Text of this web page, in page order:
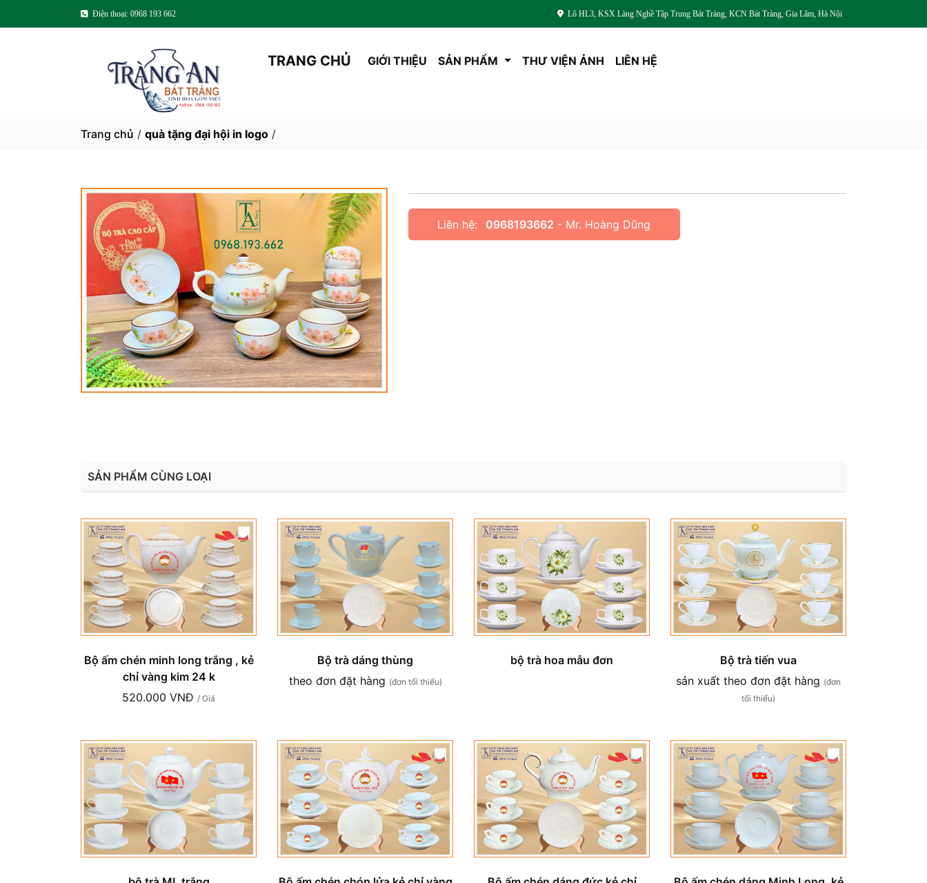
Điện thoại: 0968 193 662 Lô HL3, KSX Làng Nghề Tập Trung Bát Tràng, KCN Bát Tràng, Gia Lâm, Hà Nội
TRANG CHỦ GIỚI THIỆU SẢN PHẨM THƯ VIỆN ẢNH LIÊN HỆ
Trang chủ / quà tặng đại hội in logo /
Liên hệ: 0968193662 - Mr. Hoàng Dũng
SẢN PHẨM CÙNG LOẠI
Bộ ấm chén minh long trắng , kẻ
chỉ vàng kim 24 k
520.000 VNĐ / Giá
Bộ trà dáng thùng
theo đơn đặt hàng (đơn tối thiểu)
bộ trà hoa mẫu đơn
Bộ trà tiến vua
sản xuất theo đơn đặt hàng (đơn
tối thiểu)